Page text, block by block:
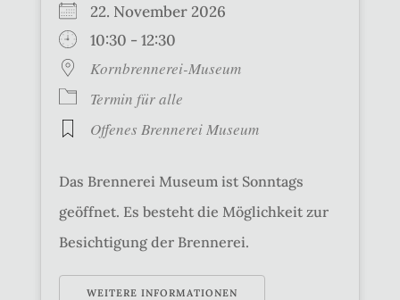
22. November 2026
10:30 - 12:30
Kornbrennerei-Museum
Termin für alle
Offenes Brennerei Museum
Das Brennerei Museum ist Sonntags
geöffnet. Es besteht die Möglichkeit zur
Besichtigung der Brennerei.
WEITERE INFORMATIONEN